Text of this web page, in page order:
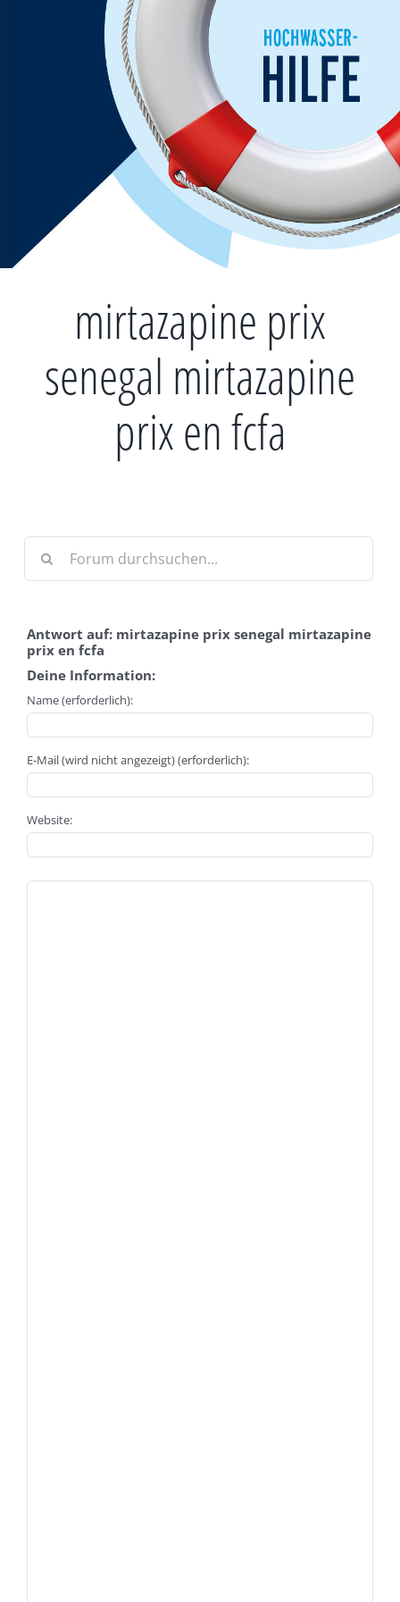
mirtazapine prix
senegal mirtazapine
prix en fcfa
Antwort auf: mirtazapine prix senegal mirtazapine
prix en fcfa
Deine Information:
Name (erforderlich):
E-Mail (wird nicht angezeigt) (erforderlich):
Website: